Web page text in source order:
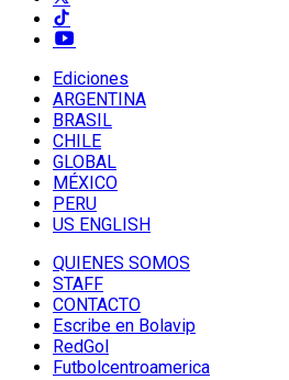
Ediciones
ARGENTINA
BRASIL
CHILE
GLOBAL
MÉXICO
PERU
US ENGLISH
QUIENES SOMOS
STAFF
CONTACTO
Escribe en Bolavip
RedGol
Futbolcentroamerica